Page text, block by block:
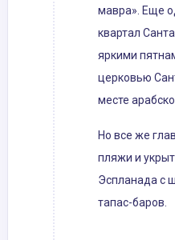
мавра». Еще
квартал
яркими
церковью
месте
Но все же
пляжи и
Эспланада с
тапас-баров.